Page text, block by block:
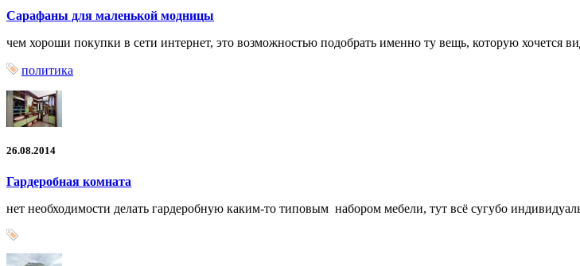
Сарафаны для маленькой модницы
чем хороши покупки в сети интернет, это возможностью подобрать именно ту вещь, которую хочется
политика
26.08.2014
Гардеробная комната
нет необходимости делать гардеробную каким-то типовым набором мебели, тут всё сугубо